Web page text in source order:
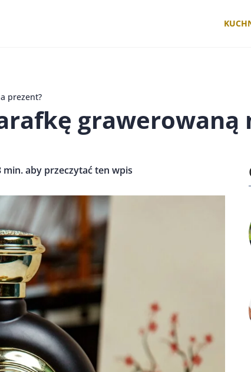
prezent?
grawerowaną
min. aby przeczytać ten wpis